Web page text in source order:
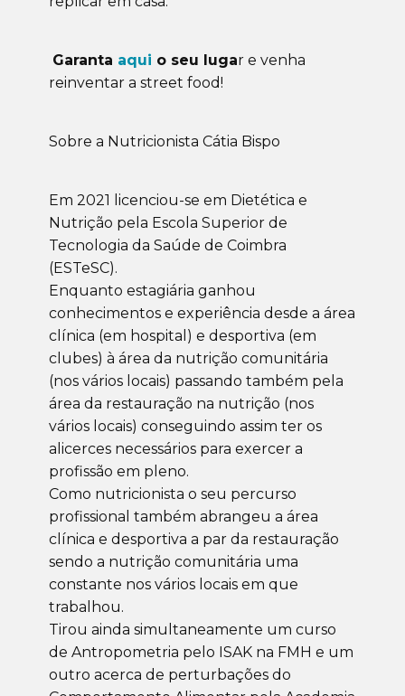
Garanta aqui o seu lugar e venha
reinventar a street food!
Sobre a Nutricionista Cátia Bispo
Em 2021 licenciou-se em Dietética e
Nutrição pela Escola Superior de
Tecnologia da Saúde de Coimbra
(ESTeSC).
Enquanto estagiária ganhou
conhecimentos e experiência desde a área
clínica (em hospital) e desportiva (em
clubes) à área da nutrição comunitária
(nos vários locais) passando também pela
área da restauração na nutrição (nos
vários locais) conseguindo assim ter os
alicerces necessários para exercer a
profissão em pleno.
Como nutricionista o seu percurso
profissional também abrangeu a área
clínica e desportiva a par da restauração
sendo a nutrição comunitária uma
constante nos vários locais em que
trabalhou.
Tirou ainda simultaneamente um curso
de Antropometria pelo ISAK na FMH e um
outro acerca de perturbações do